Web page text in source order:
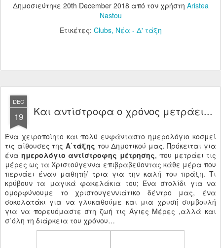
Δημοσιεύτηκε 20th December 2018 από τον χρήστη Aristea
Nastou
Ετικέτες: Clubs Νέα - Δ' τάξη
DEC
19 Και αντίστροφα ο χρόνος μετράει...
Ένα χειροποίητο και πολύ ευφάνταστο ημερολόγιο κοσμεί
τις αίθουσες της Α΄τάξης του Δημοτικού μας. Πρόκειται για
έναημερολόγιο αντίστροφης μέτρησης, που μετράει τις
μέρες ως τα Χριστούγεννα επιβραβεύοντας κάθε μέρα που
περνάει έναν μαθητή/ τρια για την καλή του πράξη. Τι
κρύβουν τα μαγικά φακελάκια του; Ένα στολίδι για να
ομορφύνουμε το χριστουγεννιάτικο δέντρο μας, ένα
σοκολατάκι για να γλυκαθούμε και μια χρυσή συμβουλή
για να πορευόμαστε στη ζωή τις Άγιες Μέρες ,αλλά και
σ΄όλη τη διάρκεια του χρόνου…